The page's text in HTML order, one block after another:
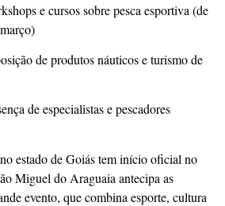
sobre pesca esportiva (de
náuticos e turismo de
e pescadores
estado de Goiás tem início oficial no
Miguel do Araguaia antecipa as
evento, que combina esporte, cultura